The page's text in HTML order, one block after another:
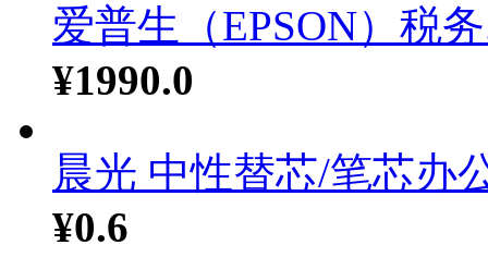
爱普生（EPSON）税
¥1990.0
晨光 中性替芯/笔芯办
¥0.6